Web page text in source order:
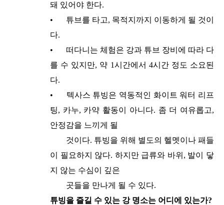
돼 있어야 한다.
•
튜브를 타고, 목적지까지 이동하게 될 것이
다.
•
떠다니는 체험은 강과 튜브 장비에 따라 다
를 수 있지만, 약 1시간에서 4시간 정도 소요된
다.
•
텍사스 튜빙은 역동적인 화이트 워터 리프
팅, 카누, 카약 활동이 아니다. 좀 더 여유롭고,
안정감을 느끼게 될
것이다. 튜빙을 위해 별도의 헬멧이나 패들
이 필요하지 않다. 하지만 급류와 바위, 발이 닿
지 않는 수심이 깊은
곳들을 만나게 될 수 있다.
튜빙을 즐길 수 있는 강 명소는 어디에 있는가?